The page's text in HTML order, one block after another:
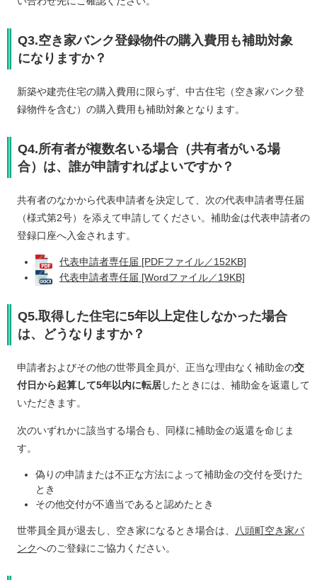
Q3.空き家バンク登録物件の購入費用も補助対象
になりますか？
新築や建売住宅の購入費用に限らず、中古住宅（空き家バンク登
録物件を含む）の購入費用も補助対象となります。
Q4.所有者が複数名いる場合（共有者がいる場
合）は、誰が申請すればよいですか？
共有者のなかから代表申請者を決定して、次の代表申請者専任届
（様式第2号）を添えて申請してください。補助金は代表申請者の
登録口座へ入金されます。
代表申請者専任届 [PDFファイル／152KB]
代表申請者専任届 [Wordファイル／19KB]
Q5.取得した住宅に5年以上定住しなかった場合
は、どうなりますか？
申請者およびその他の世帯員全員が、正当な理由なく補助金の交
付日から起算して5年以内に転居したときには、補助金を返還して
いただきます。
次のいずれかに該当する場合も、同様に補助金の返還を命じま
す。
偽りの申請または不正な方法によって補助金の交付を受けた
とき
その他交付が不適当であると認めたとき
世帯員全員が退去し、空き家になるとき場合は、
八頭町空き家バ
ンクへのご登録にご協力ください。